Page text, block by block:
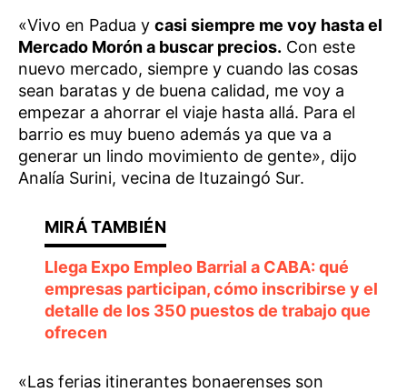
«Vivo en Padua y casi siempre me voy hasta el
Mercado Morón a buscar precios. Con este
nuevo mercado, siempre y cuando las cosas
sean baratas y de buena calidad, me voy a
empezar a ahorrar el viaje hasta allá. Para el
barrio es muy bueno además ya que va a
generar un lindo movimiento de gente», dijo
Analía Surini, vecina de Ituzaingó Sur.
Llega Expo Empleo Barrial a CABA: qué
empresas participan, cómo inscribirse y el
detalle de los 350 puestos de trabajo que
ofrecen
«Las ferias itinerantes bonaerenses son